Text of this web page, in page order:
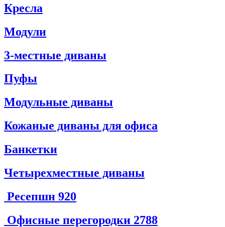
Кресла
Модули
3-местные диваны
Пуфы
Модульные диваны
Кожаные диваны для офиса
Банкетки
Четырехместные диваны
Ресепшн 920
Офисные перегородки 2788